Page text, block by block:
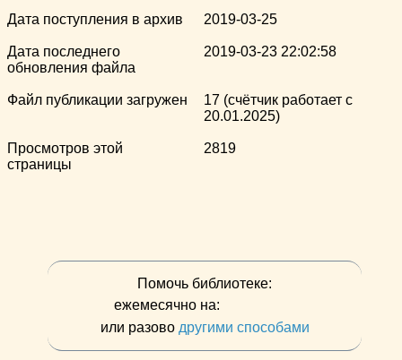
Дата поступления в архив 2019-03-25
Дата последнего
обновления файла
2019-03-23 22:02:58
Файл публикации загружен
17 (счётчик работает с
20.01.2025)
Просмотров этой
страницы
2819
Помочь библиотеке:
ежемесячно на:
или разово другими способами